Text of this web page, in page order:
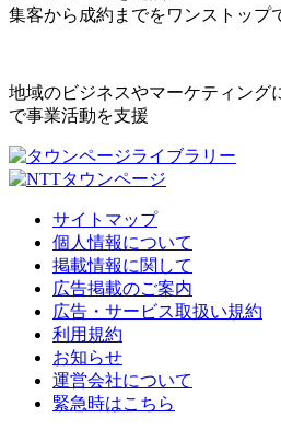
集客から成約までをワンストップ
地域のビジネスやマーケティング
で事業活動を支援
サイトマップ
個人情報について
掲載情報に関して
広告掲載のご案内
広告・サービス取扱い規約
利用規約
お知らせ
運営会社について
緊急時はこちら